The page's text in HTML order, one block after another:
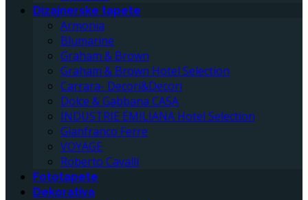
Dizajnerske tapete
Armonia
Blumarine
Graham & Brown
Graham & Brown Hotel Selection
Carrara- Decori&Decori
Dolce & Gabbana CASA
INDUSTRIE EMILIANA Hotel Selection
Gianfranco Ferre
VOYAGE
Roberto Cavalli
Fototapete
Dekorativa